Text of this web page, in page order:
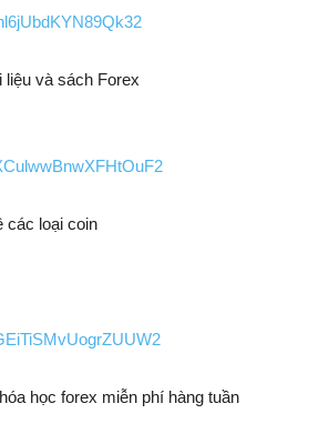
liệu và sách Forex
các loại coin
học forex miễn phí hàng tuần